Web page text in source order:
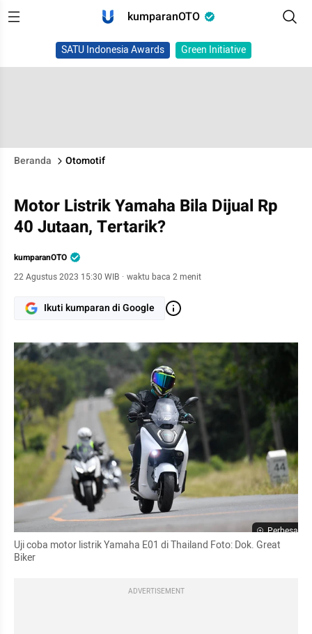
kumparanOTO
SATU Indonesia Awards Green Initiative
Beranda Otomotif
Motor Listrik Yamaha Bila Dijual Rp
40 Jutaan, Tertarik?
kumparanOTO
22 Agustus 2023 15:30 WIB · waktu baca 2 menit
Ikuti kumparan di Google
Perbesar
Uji coba motor listrik Yamaha E01 di Thailand Foto: Dok. Great
Biker
ADVERTISEMENT